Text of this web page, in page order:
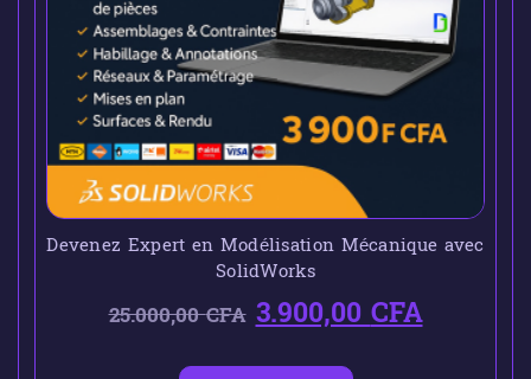
Devenez Expert en Modélisation Mécanique avec
SolidWorks
25.000,00CFA 3.900,00CFA